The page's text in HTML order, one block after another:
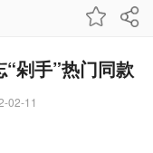
剁手”热门同款
02-11